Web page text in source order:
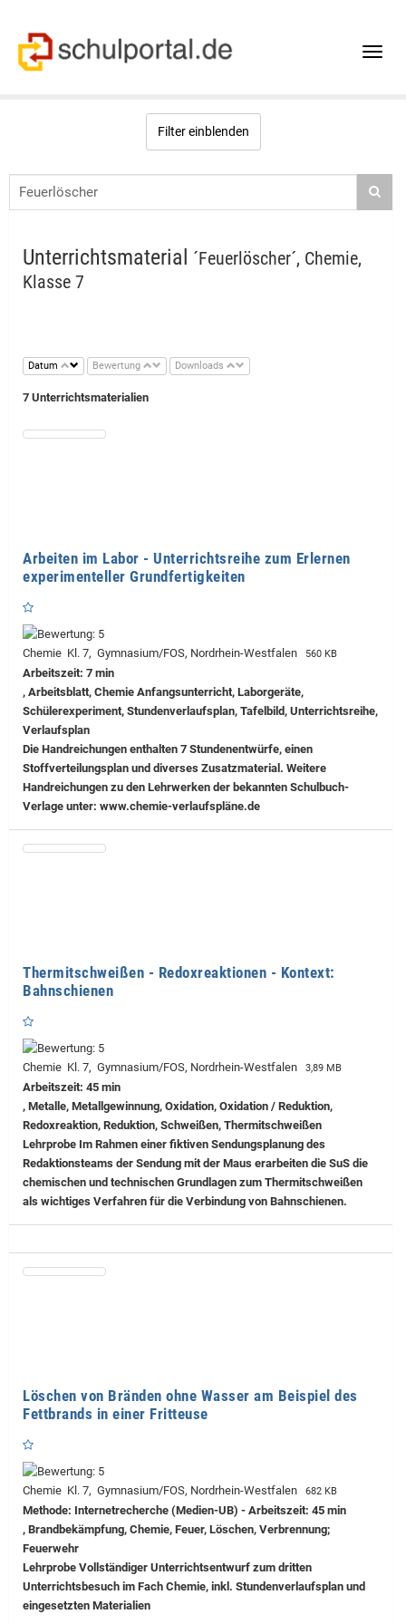
Toggle
Filter einblenden
Unterrichtsmaterial ´Feuerlöscher´, Chemie,
Klasse 7
Datum Bewertung Downloads
7 Unterrichtsmaterialien
Arbeiten im Labor - Unterrichtsreihe zum Erlernen
experimenteller Grundfertigkeiten
Chemie Kl. 7, Gymnasium/FOS, Nordrhein-Westfalen 560 KB
Arbeitszeit: 7 min
, Arbeitsblatt, Chemie Anfangsunterricht, Laborgeräte,
Schülerexperiment, Stundenverlaufsplan, Tafelbild, Unterrichtsreihe,
Verlaufsplan
Die Handreichungen enthalten 7 Stundenentwürfe, einen
Stoffverteilungsplan und diverses Zusatzmaterial. Weitere
Handreichungen zu den Lehrwerken der bekannten Schulbuch-
Verlage unter: www.chemie-verlaufspläne.de
Thermitschweißen - Redoxreaktionen - Kontext:
Bahnschienen
Chemie Kl. 7, Gymnasium/FOS, Nordrhein-Westfalen 3,89 MB
Arbeitszeit: 45 min
, Metalle, Metallgewinnung, Oxidation, Oxidation / Reduktion,
Redoxreaktion, Reduktion, Schweißen, Thermitschweißen
Lehrprobe Im Rahmen einer fiktiven Sendungsplanung des
Redaktionsteams der Sendung mit der Maus erarbeiten die SuS die
chemischen und technischen Grundlagen zum Thermitschweißen
als wichtiges Verfahren für die Verbindung von Bahnschienen.
Löschen von Bränden ohne Wasser am Beispiel des
Fettbrands in einer Fritteuse
Chemie Kl. 7, Gymnasium/FOS, Nordrhein-Westfalen 682 KB
Methode: Internetrecherche (Medien-UB) - Arbeitszeit: 45 min
, Brandbekämpfung, Chemie, Feuer, Löschen, Verbrennung;
Feuerwehr
Lehrprobe Vollständiger Unterrichtsentwurf zum dritten
Unterrichtsbesuch im Fach Chemie, inkl. Stundenverlaufsplan und
eingesetzten Materialien